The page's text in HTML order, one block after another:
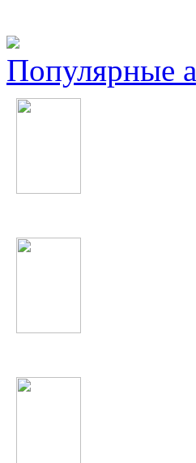
Популярные